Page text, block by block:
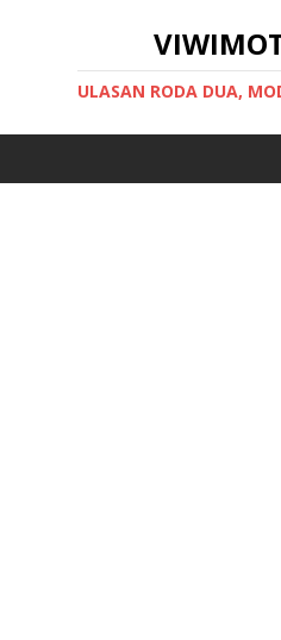
ULASAN RODA DUA,